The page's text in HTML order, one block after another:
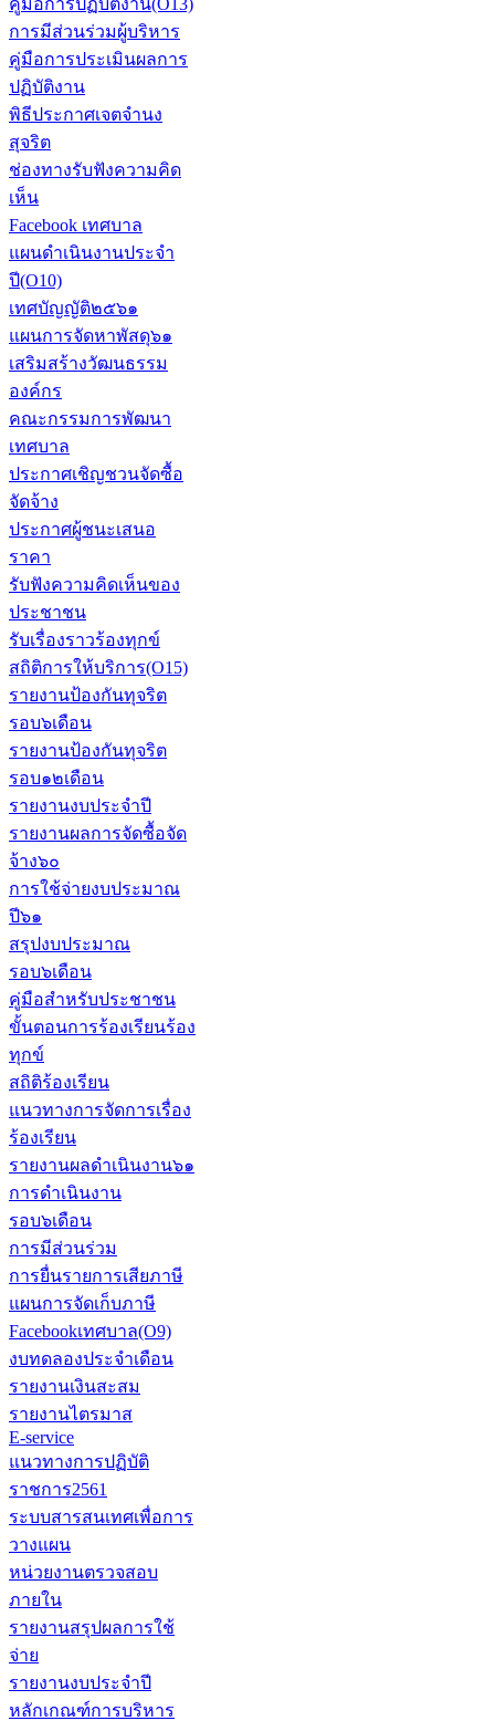
คู่มือการปฏิบัติงาน(O13)
การมีส่วนร่วมผู้บริหาร
คู่มือการประเมินผลการ
ปฏิบัติงาน
พิธีประกาศเจตจำนง
สุจริต
ช่องทางรับฟังความคิด
เห็น
Facebook เทศบาล
แผนดำเนินงานประจำ
ปี(O10)
เทศบัญญัติ๒๕๖๑
แผนการจัดหาพัสดุ๖๑
เสริมสร้างวัฒนธรรม
องค์กร
คณะกรรมการพัฒนา
เทศบาล
ประกาศเชิญชวนจัดซื้อ
จัดจ้าง
ประกาศผู้ชนะเสนอ
ราคา
รับฟังความคิดเห็นของ
ประชาชน
รับเรื่องราวร้องทุกข์
สถิติการให้บริการ(O15)
รายงานป้องกันทุจริต
รอบ๖เดือน
รายงานป้องกันทุจริต
รอบ๑๒เดือน
รายงานงบประจำปี
รายงานผลการจัดซื้อจัด
จ้าง๖๐
การใช้จ่ายงบประมาณ
ปี๖๑
สรุปงบประมาณ
รอบ๖เดือน
คู่มือสำหรับประชาชน
ขั้นตอนการร้องเรียนร้อง
ทุกข์
สถิติร้องเรียน
แนวทางการจัดการเรื่อง
ร้องเรียน
รายงานผลดำเนินงาน๖๑
การดำเนินงาน
รอบ๖เดือน
การมีส่วนร่วม
การยื่นรายการเสียภาษี
แผนการจัดเก็บภาษี
Facebookเทศบาล(O9)
งบทดลองประจำเดือน
รายงานเงินสะสม
รายงานไตรมาส
E-service
แนวทางการปฏิบัติ
ราชการ2561
ระบบสารสนเทศเพื่อการ
วางแผน
หน่วยงานตรวจสอบ
ภายใน
รายงานสรุปผลการใช้
จ่าย
รายงานงบประจำปี
หลักเกณฑ์การบริหาร